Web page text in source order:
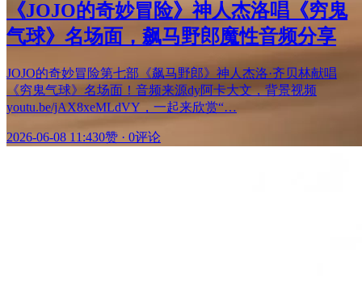
《JOJO的奇妙冒险》神人杰洛唱《穷鬼
气球》名场面，飙马野郎魔性音频分享
JOJO的奇妙冒险第七部《飙马野郎》神人杰洛·齐贝林献唱
《穷鬼气球》名场面！音频来源dy阿卡大文，背景视频
youtu.be/jAX8xeMLdVY，一起来欣赏“…
2026-06-08 11:430赞 · 0评论